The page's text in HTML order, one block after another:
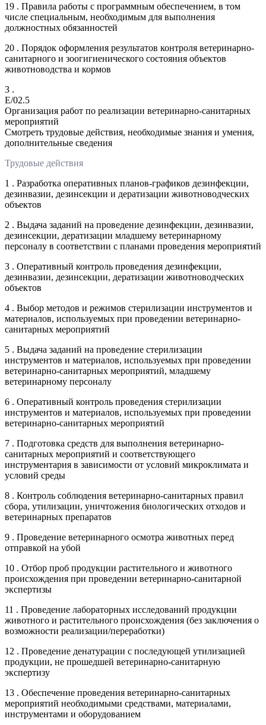
19 . Правила работы с программным обеспечением, в том
числе специальным, необходимым для выполнения
должностных обязанностей
20 . Порядок оформления результатов контроля ветеринарно-
санитарного и зоогигиенического состояния объектов
животноводства и кормов
3 .
E/02.5
Организация работ по реализации ветеринарно-санитарных
мероприятий
Смотреть трудовые действия, необходимые знания и умения,
дополнительные сведения
Трудовые действия
1 . Разработка оперативных планов-графиков дезинфекции,
дезинвазии, дезинсекции и дератизации животноводческих
объектов
2 . Выдача заданий на проведение дезинфекции, дезинвазии,
дезинсекции, дератизации младшему ветеринарному
персоналу в соответствии с планами проведения мероприятий
3 . Оперативный контроль проведения дезинфекции,
дезинвазии, дезинсекции, дератизации животноводческих
объектов
4 . Выбор методов и режимов стерилизации инструментов и
материалов, используемых при проведении ветеринарно-
санитарных мероприятий
5 . Выдача заданий на проведение стерилизации
инструментов и материалов, используемых при проведении
ветеринарно-санитарных мероприятий, младшему
ветеринарному персоналу
6 . Оперативный контроль проведения стерилизации
инструментов и материалов, используемых при проведении
ветеринарно-санитарных мероприятий
7 . Подготовка средств для выполнения ветеринарно-
санитарных мероприятий и соответствующего
инструментария в зависимости от условий микроклимата и
условий среды
8 . Контроль соблюдения ветеринарно-санитарных правил
сбора, утилизации, уничтожения биологических отходов и
ветеринарных препаратов
9 . Проведение ветеринарного осмотра животных перед
отправкой на убой
10 . Отбор проб продукции растительного и животного
происхождения при проведении ветеринарно-санитарной
экспертизы
11 . Проведение лабораторных исследований продукции
животного и растительного происхождения (без заключения о
возможности реализации/переработки)
12 . Проведение денатурации с последующей утилизацией
продукции, не прошедшей ветеринарно-санитарную
экспертизу
13 . Обеспечение проведения ветеринарно-санитарных
мероприятий необходимыми средствами, материалами,
инструментами и оборудованием